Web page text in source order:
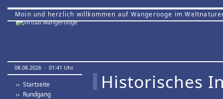
Moin und herzlich willkommen auf Wangerooge im
08.08.2026 · 01:41 Uhr.
›› Startseite
›› Rundgang
Historisches